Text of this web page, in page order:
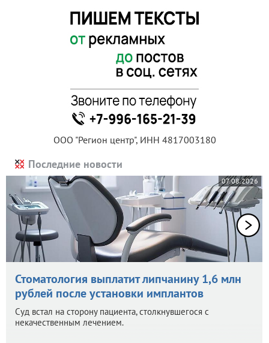
ООО "Регион центр", ИНН 4817003180
Последние новости
07.08.2026
Стоматология выплатит липчанину 1,6 млн
рублей после установки имплантов
Суд встал на сторону пациента, столкнувшегося с
некачественным лечением.